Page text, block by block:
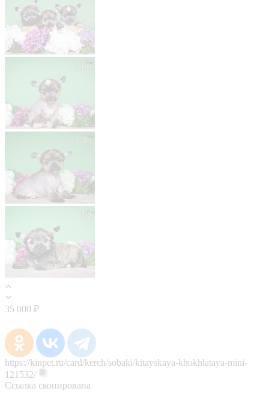
35 000 ₽
https://kinpet.ru/card/kerch/sobaki/kitayskaya-khokhlataya-mini-
121532/
Ссылка скопирована